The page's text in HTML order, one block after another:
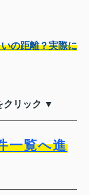
の距離？実際に
クリック ▼
一覧へ進